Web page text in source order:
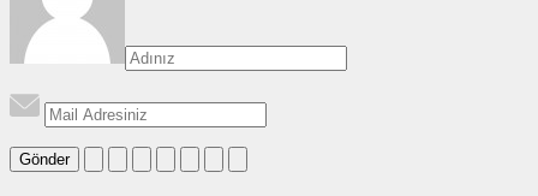
Gönder